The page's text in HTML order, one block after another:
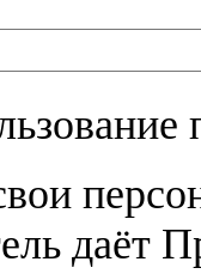
даёт